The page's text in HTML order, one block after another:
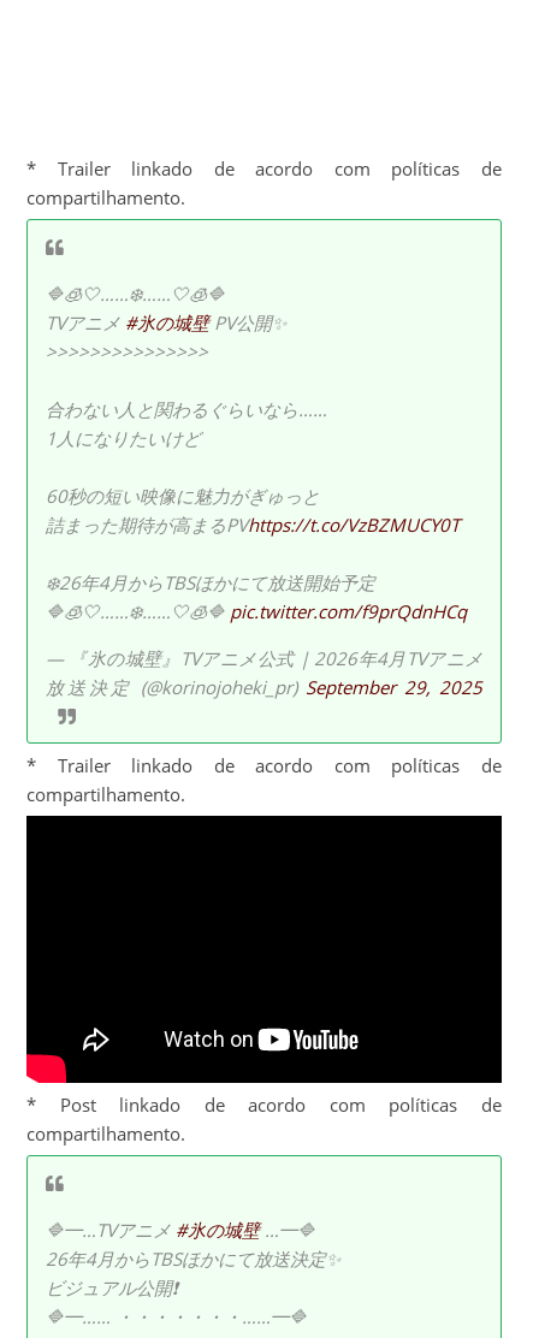
* Trailer linkado de acordo com políticas de
compartilhamento.
🔷🧊🤍……❄️……🤍🧊🔷
TVアニメ #氷の城壁PV公開✨
>>>>>>>>>>>>>>>
合わない人と関わるぐらいなら……
1人になりたいけど
60秒の短い映像に魅力がぎゅっと
詰まった期待が高まるPVhttps://t.co/VzBZMUCY0T
❄️26年4月からTBSほかにて放送開始予定
🔷🧊🤍……❄️……🤍🧊🔷 pic.twitter.com/f9prQdnHCq
— 『氷の城壁』TVアニメ公式 | 2026年4月TVアニメ
放送決定 (@korinojoheki_pr) September 29, 2025
* Trailer linkado de acordo com políticas de
compartilhamento.
* Post linkado de acordo com políticas de
compartilhamento.
🔷━…TVアニメ #氷の城壁…━🔷
26年4月からTBSほかにて放送決定✨
ビジュアル公開❗️
🔷━…… ・・・・・・・……━🔷